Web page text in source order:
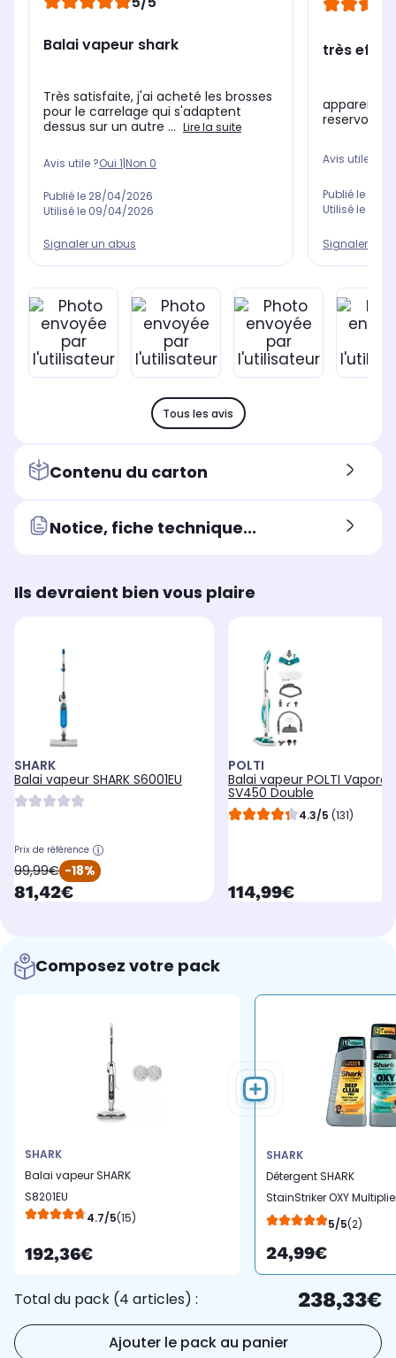
Balai vapeur shark
Très satisfaite, j'ai acheté les brosses
pour le carrelage qui s'adaptent
dessus sur un autre ... Lire la suite
Avis utile ?Oui 1|Non 0
Publié le 28/04/2026
Utilisé le 09/04/2026
Signaler un abus
très
appareil
reservoir
Avis utile ?
Publié le
Utilisé le
Signaler un
Tous les avis
Contenu du carton
Notice, fiche technique...
Ils devraient bien vous plaire
SHARK
Balai vapeur SHARK S6001EU
Prix de référence
oldPrice
99,99€ -18%
currentPrice
81,42€
POLTI
Balai vapeur POLTI
SV450 Double
4.3/5 (131)
currentPrice
114,99€
Composez votre pack
SHARK
Balai vapeur SHARK
S8201EU
4.7/5(15)
192,36€
SHARK
Détergent SHARK
StainStriker OXY
946ml PX200 PX250
5/5(2)
24,99€
Total du pack (4 articles) : 238,33€
Ajouter le pack au panier